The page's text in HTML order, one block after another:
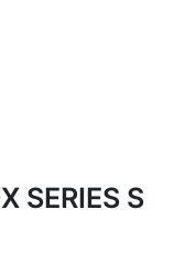
SERIES S